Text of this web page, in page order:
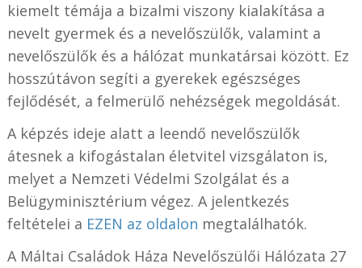
kiemelt témája a bizalmi viszony kialakítása a
nevelt gyermek és a nevelőszülők, valamint a
nevelőszülők és a hálózat munkatársai között. Ez
hosszútávon segíti a gyerekek egészséges
fejlődését, a felmerülő nehézségek megoldását.
A képzés ideje alatt a leendő nevelőszülők
átesnek a kifogástalan életvitel vizsgálaton is,
melyet a Nemzeti Védelmi Szolgálat és a
Belügyminisztérium végez. A jelentkezés
feltételei a EZEN az oldalon megtalálhatók.
A Máltai Családok Háza Nevelőszülői Hálózata 27